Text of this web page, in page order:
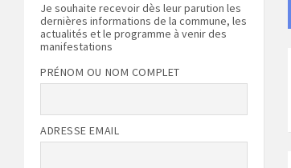
Je souhaite recevoir dès leur parution les
dernières informations de la commune, les
actualités et le programme à venir des
manifestations
PRÉNOM OU NOM COMPLET
ADRESSE EMAIL